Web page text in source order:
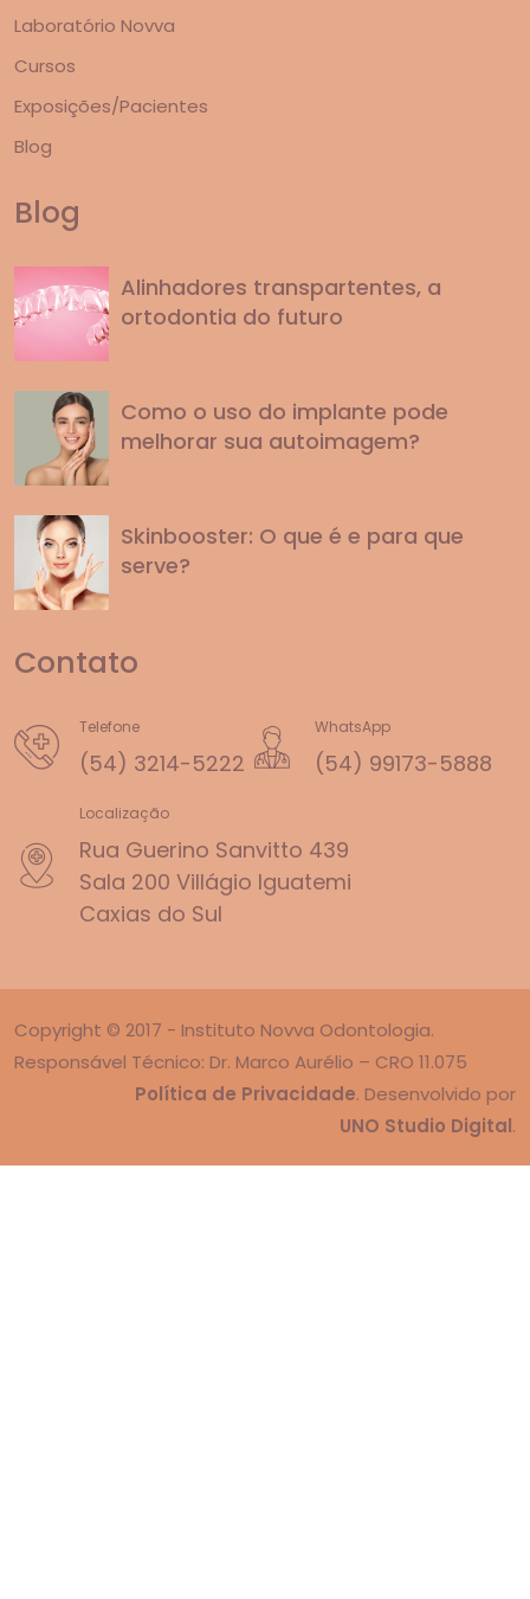
Laboratório Novva
Cursos
Exposições/Pacientes
Blog
Blog
Alinhadores transpartentes, a
ortodontia do futuro
Como o uso do implante pode
melhorar sua autoimagem?
Skinbooster: O que é e para que
serve?
Contato
Telefone
(54) 3214-5222
WhatsApp
(54) 99173-5888
Localização
Rua Guerino Sanvitto 439
Sala 200 Villágio Iguatemi
Caxias do Sul
Copyright © 2017 - Instituto Novva Odontologia.
Responsável Técnico: Dr. Marco Aurélio – CRO 11.075
Política de Privacidade. Desenvolvido por
UNO Studio Digital.